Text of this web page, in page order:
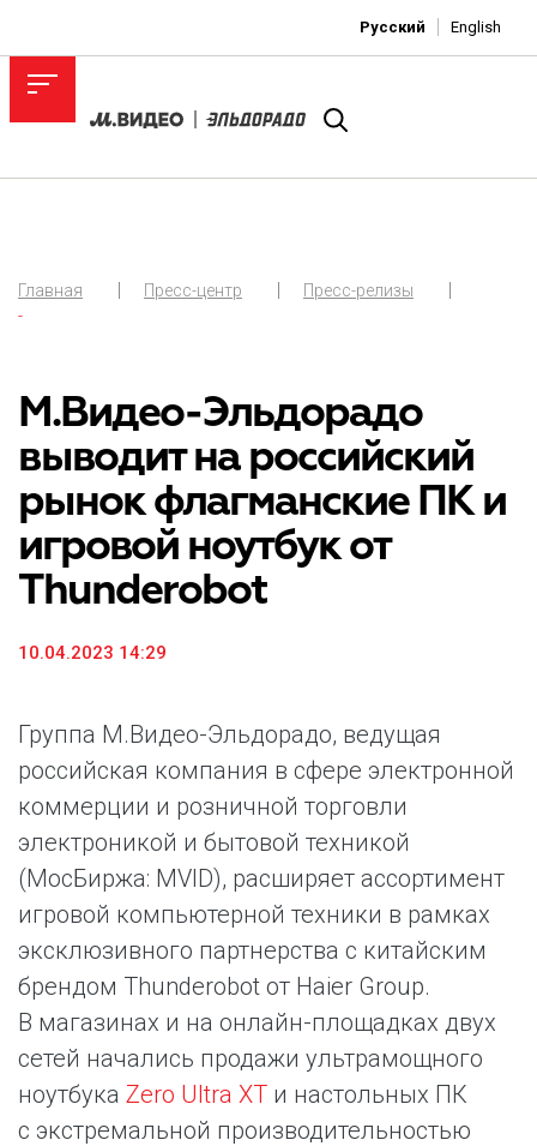
Русский English
Главная Пресс-центр
Пресс-релизы
-
М.Видео-Эльдорадо
выводит на российский
рынок флагманские ПК и
игровой ноутбук от
Thunderobot
10.04.2023 14:29
Группа М.Видео-Эльдорадо, ведущая
российская компания в сфере электронной
коммерции и розничной торговли
электроникой и бытовой техникой
(МосБиржа: MVID), расширяет ассортимент
игровой компьютерной техники в рамках
эксклюзивного партнерства с китайским
брендом Thunderobot от Haier Group.
В магазинах и на онлайн-площадках двух
сетей начались продажи ультрамощного
ноутбука Zero Ultra XT и настольных ПК
с экстремальной производительностью